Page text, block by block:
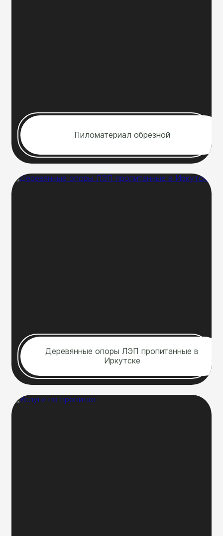
Пиломатериал обрезной
Деревянные опоры ЛЭП пропитанные в
Иркутске